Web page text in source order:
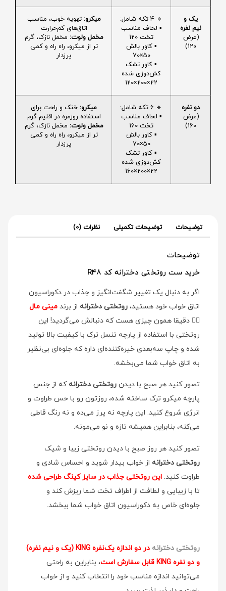
یک و
نیم نفره
(عرض
120)
🔹 4 تکه شامل:
▪️ لحاف مناسب
تخت 120
▪️ کاور بالش
50×70
▪️ کاور تشک
کش‌دوزی شده
22×200×120
میکرو: تهویه خوب، مناسب
اتاق‌های کم‌حرارت
مخمل ولوت: مخمل نازک، گرم
تر از میکرو، راه راه و کمی
پرزدار
دو نفره
(عرض
160)
🔹 6 تکه شامل:
▪️ لحاف مناسب
تخت 160
▪️ کاور بالش
50×70
▪️ کاور تشک
کش‌دوزی شده
22×200×160
میکرو: خنک و راحت برای
استفاده روزمره در اقلیم گرم
مخمل ولوت: مخمل نازک، گرم
تر از میکرو، راه راه و کمی
پرزدار
توضیحات توضیحات تکمیلی نظرات (0)
توضیحات
خرید ست روتختی دخترانه کد R48
اگر به دنبال یک تغییر شگفت‌انگیز و جذاب در دکوراسیون
اتاق خواب خود هستید، روتختی دخترانه از برند مینی مال
👉🏻 دقیقا همون چیزی هست که دنبالش می‌گردید! این
روتختی با استفاده از پارچه تنسل ترک با کیفیت بالا تولید
شده و چاپ سه‌بعدی خیره‌کننده‌ای داره که جلوه‌ای بی‌نظیر
به اتاق خواب شما می‌بخشه.
تصور کنید هر صبح با دیدن روتختی دخترانه که از جنس
پارچه میکرو ترک ساخته شده، روزتون رو با حس طراوت و
انرژی شروع کنید. این پارچه نه پرز می‌ده و نه رنگ قاطی
می‌کنه، بنابراین همیشه تازه و نو می‌مونه.
تصور کنید هر روز صبح با دیدن روتختی زیبا و شیک
روتختی دخترانه از خواب بیدار شوید و احساس شادی و
طراوت کنید. این روتختی جذاب در سایز کینگ طراحی شده
تا با زیبایی و لطافت از اطراف تخت شما ریزش کند و
جلوه‌ای خاص به دکوراسیون اتاق خواب شما ببخشد.
روتختی دخترانه
در دو اندازه یک‌نفره KING (یک و نیم نفره)
و دو نفره KING قابل سفارش است
، بنابراین به راحتی
می‌توانید اندازه مناسب خود را انتخاب کنید و از خواب